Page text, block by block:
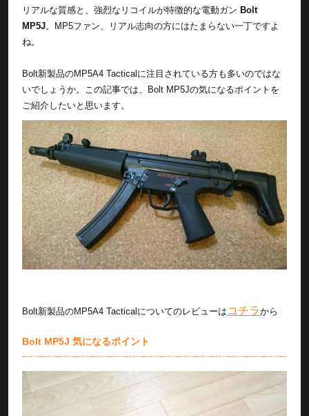
リアルな質感と、強烈なリコイルが特徴的な電動ガン Bolt
MP5J。MP5ファン、リアル志向の方にはたまらない一丁ですよ
ね。
Bolt新製品のMP5A4 Tacticalに注目されている方も多いのではな
いでしょうか。この記事では、Bolt MP5Jの気になるポイントを
ご紹介したいと思います。
Bolt新製品のMP5A4 Tacticalについてのレビューは コチラから
Bolt MP5J 気になるポイント